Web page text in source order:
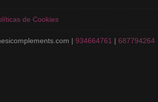
de Cookies
| 934664761 | 687794264